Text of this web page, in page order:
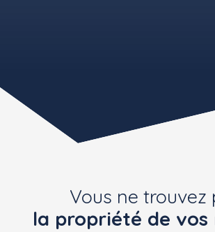
Vous ne trouvez
la propriété de vos